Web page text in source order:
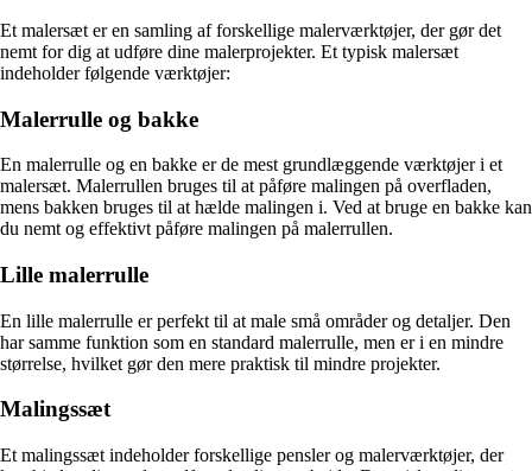
Et malersæt er en samling af forskellige malerværktøjer, der gør det
nemt for dig at udføre dine malerprojekter. Et typisk malersæt
indeholder følgende værktøjer:
Malerrulle og bakke
En malerrulle og en bakke er de mest grundlæggende værktøjer i et
malersæt. Malerrullen bruges til at påføre malingen på overfladen,
mens bakken bruges til at hælde malingen i. Ved at bruge en bakke kan
du nemt og effektivt påføre malingen på malerrullen.
Lille malerrulle
En lille malerrulle er perfekt til at male små områder og detaljer. Den
har samme funktion som en standard malerrulle, men er i en mindre
størrelse, hvilket gør den mere praktisk til mindre projekter.
Malingssæt
Et malingssæt indeholder forskellige pensler og malerværktøjer, der